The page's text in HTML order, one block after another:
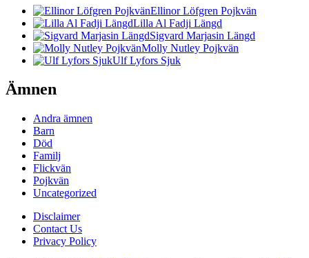
Ellinor Löfgren Pojkvän
Lilla Al Fadji Längd
Sigvard Marjasin Längd
Molly Nutley Pojkvän
Ulf Lyfors Sjuk
Ämnen
Andra ämnen
Barn
Död
Familj
Flickvän
Pojkvän
Uncategorized
Disclaimer
Contact Us
Privacy Policy